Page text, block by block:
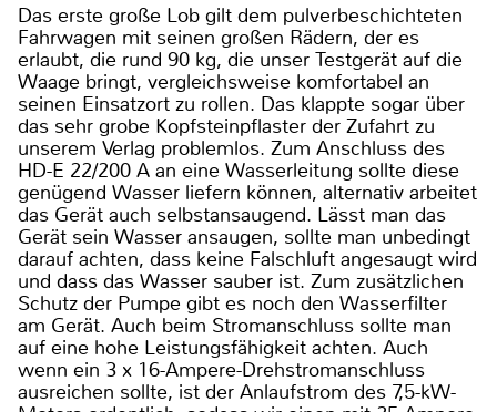
Das erste große Lob gilt dem pulverbeschichteten
Fahrwagen mit seinen großen Rädern, der es
erlaubt, die rund 90 kg, die unser Testgerät auf die
Waage bringt, vergleichsweise komfortabel an
seinen Einsatzort zu rollen. Das klappte sogar über
das sehr grobe Kopfsteinpflaster der Zufahrt zu
unserem Verlag problemlos. Zum Anschluss des
HD-E 22/200 A an eine Wasserleitung sollte diese
genügend Wasser liefern können, alternativ arbeitet
das Gerät auch selbstansaugend. Lässt man das
Gerät sein Wasser ansaugen, sollte man unbedingt
darauf achten, dass keine Falschluft angesaugt wird
und dass das Wasser sauber ist. Zum zusätzlichen
Schutz der Pumpe gibt es noch den Wasserfilter
am Gerät. Auch beim Stromanschluss sollte man
auf eine hohe Leistungsfähigkeit achten. Auch
wenn ein 3 x 16-Ampere-Drehstromanschluss
ausreichen sollte, ist der Anlaufstrom des 7,5-kW-